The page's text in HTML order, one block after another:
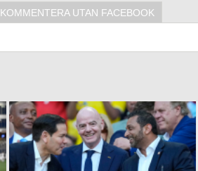
KOMMENTERA UTAN FACEBOOK